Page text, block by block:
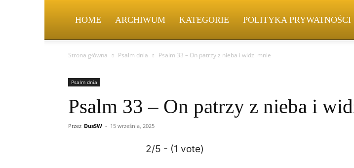
HOME ARCHIWUM KATEGORIE POLITYKA PRYWATNOŚCI
Strona główna Psalm dnia Psalm 33 – On patrzy z nieba i widzi mnie
Psalm dnia
Psalm 33 – On patrzy z nieba i
Przez DusSW - 15 września, 2025
2/5 - (1 vote)